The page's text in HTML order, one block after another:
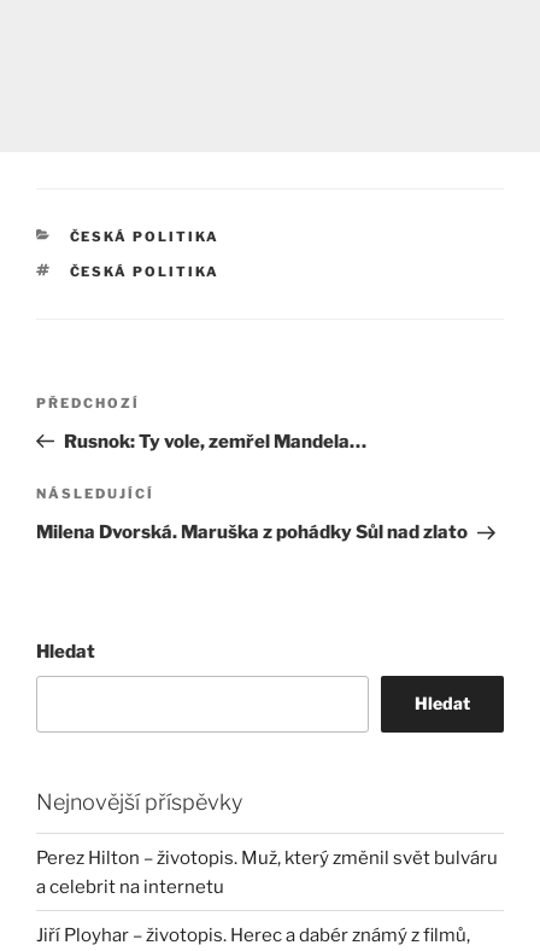
RUBRIKY
ČESKÁ POLITIKA
ŠTÍTKY
ČESKÁ POLITIKA
Navigace
příspěvek
Předchozí
příspěvek
PŘEDCHOZÍ
Rusnok: Ty vole, zemřel Mandela…
Následující
příspěvek
NÁSLEDUJÍCÍ
Milena Dvorská. Maruška z pohádky Sůl nad zlato
Hledat
Hledat
Nejnovější příspěvky
Perez Hilton – životopis. Muž, který změnil svět bulváru
a celebrit na internetu
Jiří Ployhar – životopis. Herec a dabér známý z filmů,